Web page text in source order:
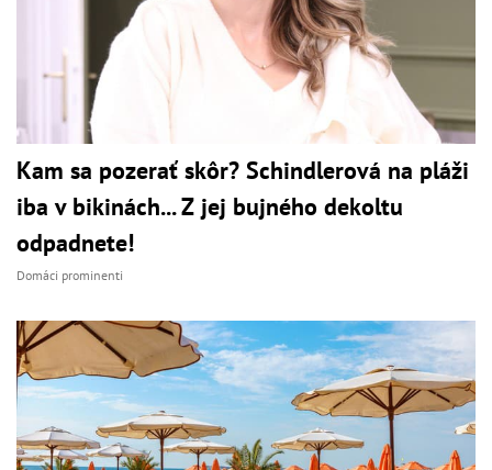
Kam sa pozerať skôr? Schindlerová na pláži
iba v bikinách... Z jej bujného dekoltu
odpadnete!
Domáci prominenti